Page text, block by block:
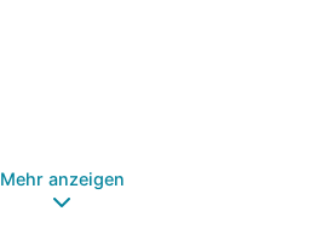
Mehr anzeigen